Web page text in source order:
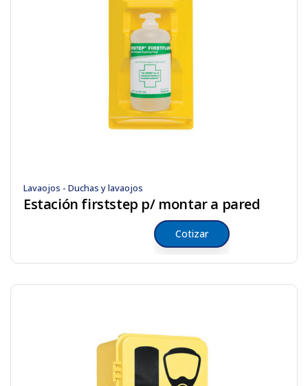
Lavaojos - Duchas y lavaojos
Estación firststep p/ montar a pared
Cotizar